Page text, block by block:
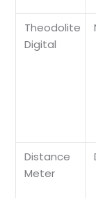
Theodolite
Digital
Distance
Meter